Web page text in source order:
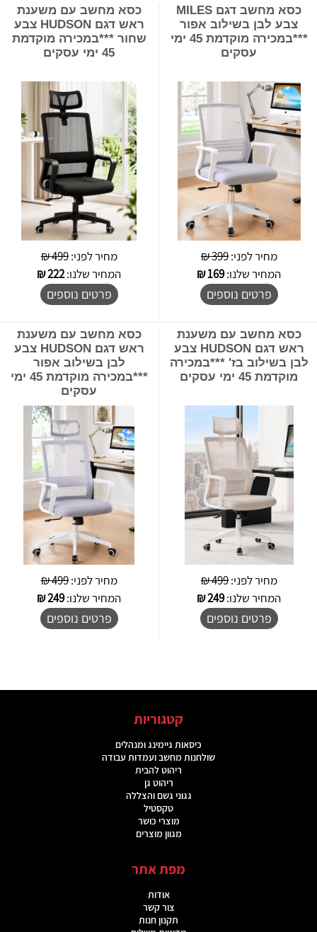
כסא מחשב דגם MILES
צבע לבן בשילוב אפור
***במכירה מוקדמת 45 ימי
עסקים
מחיר לפני:399 ₪
המחיר שלנו:169
₪
פרטים נוספים
כסא מחשב עם משענת
ראש דגם HUDSON צבע
שחור ***במכירה מוקדמת
45 ימי עסקים
מחיר לפני:499 ₪
המחיר שלנו:222
₪
פרטים נוספים
כסא מחשב עם משענת
ראש דגם HUDSON צבע
לבן בשילוב בז' ***במכירה
מוקדמת 45 ימי עסקים
מחיר לפני:499 ₪
המחיר שלנו:249
₪
פרטים נוספים
כסא מחשב עם משענת
ראש דגם HUDSON צבע
לבן בשילוב אפור
***במכירה מוקדמת 45 ימי
עסקים
מחיר לפני:499 ₪
המחיר שלנו:249
₪
פרטים נוספים
קטגוריות
כיסאות גיימינג ומנהלים
שולחנות מחשב ועמדות עבודה
ריהוט להבית
ריהוט גן
גגוני גשם והצללה
טקסטיל
מוצרי כושר
מגוון מוצרים
מפת אתר
אודות
צור קשר
תקנון חנות